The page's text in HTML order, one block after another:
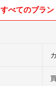
すべてのブラ